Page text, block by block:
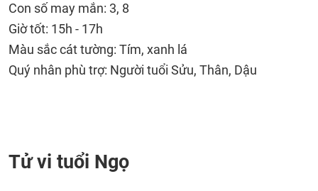
Con số may mắn: 3, 8
Giờ tốt: 15h - 17h
Màu sắc cát tường: Tím, xanh lá
Quý nhân phù trợ: Người tuổi Sửu, Thân, Dậu
Tử vi tuổi Ngọ